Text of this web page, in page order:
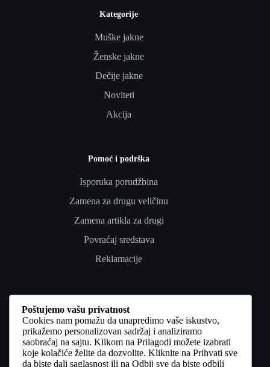
Kategorije
Muške jakne
Ženske jakne
Dečije jakne
Noviteti
Akcija
Pomoć i podrška
Isporuka porudžbina
Zamena za drugu veličinu
Zamena artikla za drugi
Povraćaj sredstava
Reklamacije
Poverenje i pravno
Uslovi korišćenja
Politika privatnosti
Poštujemo vašu privatnost
Cookies nam pomažu da unapredimo vaše iskustvo,
prikažemo personalizovan sadržaj i analiziramo
saobraćaj na sajtu. Klikom na Prilagodi možete izabrati
koje kolačiće želite da dozvolite. Kliknite na Prihvati sve
da biste dali saglasnost ili na Odbij sve da biste odbili